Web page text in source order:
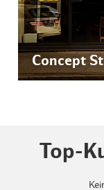
Concept
Top-